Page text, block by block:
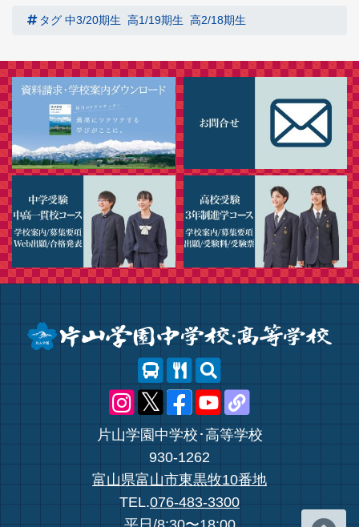
タグ 中3/20期生 高1/19期生 高2/18期生
片山学園中学校･高等学校
930-1262
富山県富山市東黒牧10番地
TEL.076-483-3300